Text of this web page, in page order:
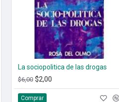
La sociopolitica de las drogas
$6,00 $2,00
Comprar